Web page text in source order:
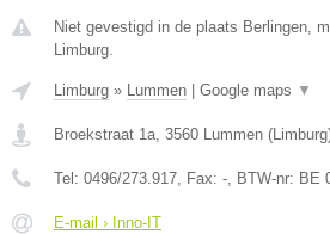
Niet gevestigd in de plaats Berlingen,
Limburg.
Limburg » Lummen Google maps ▼
Broekstraat 1a, 3560 Lummen (Limburg
Tel: 0496/273.917, Fax: -, BTW-nr: BE
E-mail › Inno-IT